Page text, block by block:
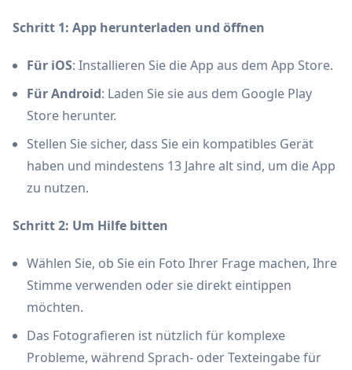
Schritt 1: App herunterladen und öffnen
Für iOS: Installieren Sie die App aus dem App Store.
Für Android: Laden Sie sie aus dem Google Play
Store herunter.
Stellen Sie sicher, dass Sie ein kompatibles Gerät
haben und mindestens 13 Jahre alt sind, um die App
zu nutzen.
Schritt 2: Um Hilfe bitten
Wählen Sie, ob Sie ein Foto Ihrer Frage machen, Ihre
Stimme verwenden oder sie direkt eintippen
möchten.
Das Fotografieren ist nützlich für komplexe
Probleme, während Sprach- oder Texteingabe für